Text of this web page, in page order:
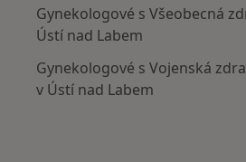
Gynekologové s Všeobecná
Ústí nad Labem
Gynekologové s Vojenská
v Ústí nad Labem